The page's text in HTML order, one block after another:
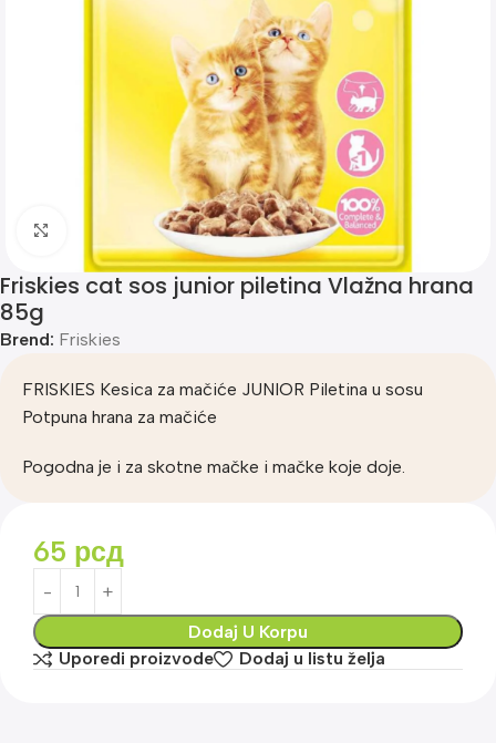
Klik za uvećanje
Friskies cat sos junior piletina Vlažna hrana
85g
Brend: Friskies
FRISKIES Kesica za mačiće JUNIOR Piletina u sosu
Potpuna hrana za mačiće
Pogodna je i za skotne mačke i mačke koje doje.
65 рсд
Dodaj U Korpu
Uporedi proizvode
Dodaj u listu želja